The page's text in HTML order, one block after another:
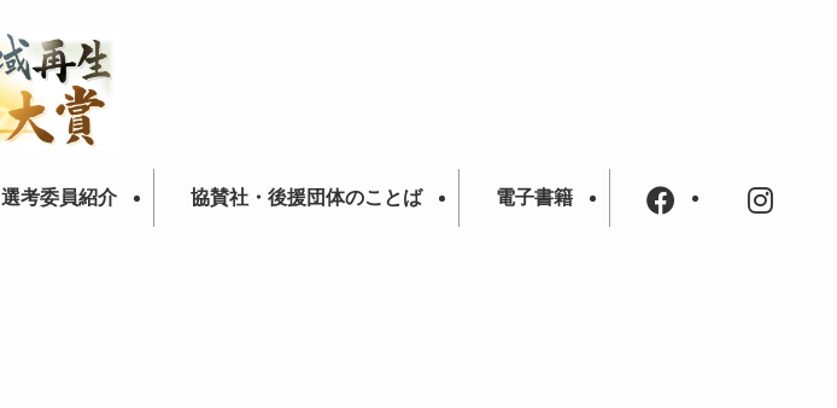
選考委員紹介 協賛社・後援団体のことば 電子書籍